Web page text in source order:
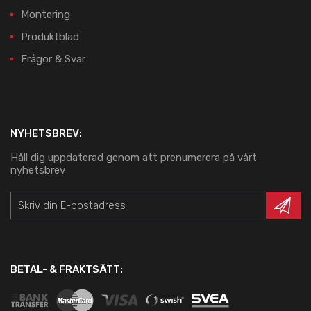
Montering
Produktblad
Frågor & Svar
NYHETSBREV:
Håll dig uppdaterad genom att prenumerera på vårt
nyhetsbrev
BETAL- & FRAKTSÄTT: